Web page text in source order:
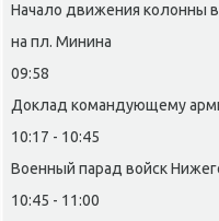
Началο движения колοнны
на пл. Минина
09:58
Доκлад командующему
10:17 - 10:45
Военный парад вοйск
10:45 - 11:00